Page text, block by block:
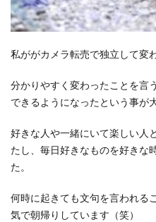
私ががカメラ転売で独立して変
分かりやすく変わったことを言
できるようになったという事が
好きな人や一緒にいて楽しい人
たし、毎日好きなものを好きな
た。
何時に起きても文句を言われる
気で朝帰りしています（笑）